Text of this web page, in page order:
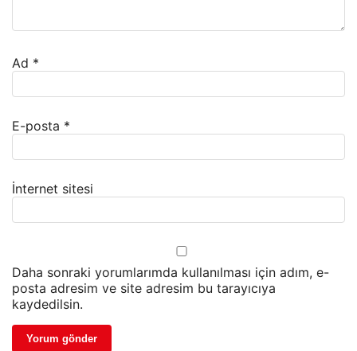
Ad *
E-posta *
İnternet sitesi
Daha sonraki yorumlarımda kullanılması için adım, e-
posta adresim ve site adresim bu tarayıcıya
kaydedilsin.